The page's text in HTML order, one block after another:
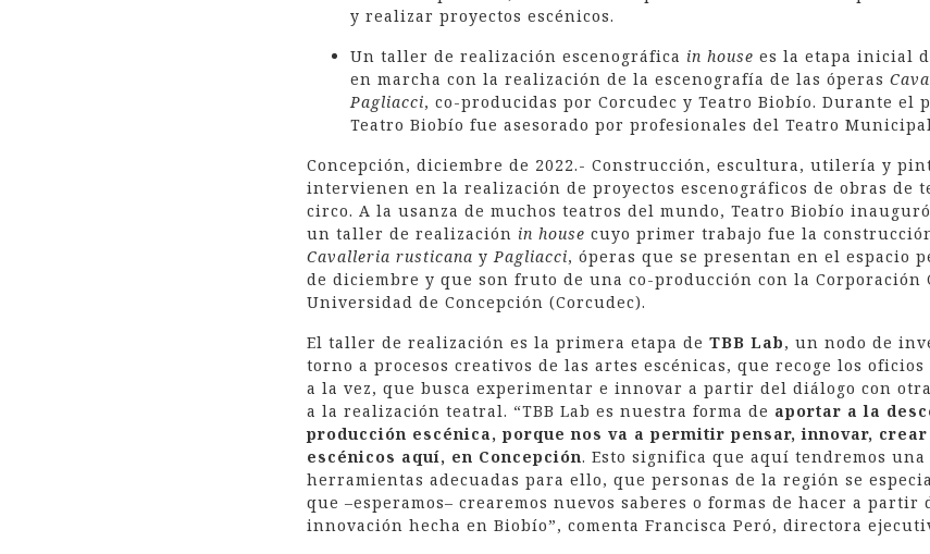
y realizar proyectos escénicos.
Un taller de realización escenográfica in house es la etapa inicial
en marcha con la realización de la escenografía de las óperas
Pagliacci, co-producidas por Corcudec y Teatro Biobío. Durante el
Teatro Biobío fue asesorado por profesionales del Teatro
Concepción, diciembre de 2022.- Construcción, escultura, utilería y
intervienen en la realización de proyectos escenográficos de obras de
circo. A la usanza de muchos teatros del mundo, Teatro Biobío
un taller de realización in house cuyo primer trabajo fue la
Cavalleria rusticana yPagliacci, óperas que se presentan en el espacio
de diciembre y que son fruto de una co-producción con la Corporación
Universidad de Concepción (Corcudec).
El taller de realización es la primera etapa de TBB Lab, un nodo de
torno a procesos creativos de las artes escénicas, que recoge los
a la vez, que busca experimentar e innovar a partir del diálogo con
a la realización teatral. “TBB Lab es nuestra forma de aportar a la
producción escénica, porque nos va a permitir pensar, innovar,
escénicos aquí, en Concepción. Esto significa que aquí tendremos
herramientas adecuadas para ello, que personas de la región se
que –esperamos– crearemos nuevos saberes o formas de hacer a
innovación hecha en Biobío”, comenta Francisca Peró, directora